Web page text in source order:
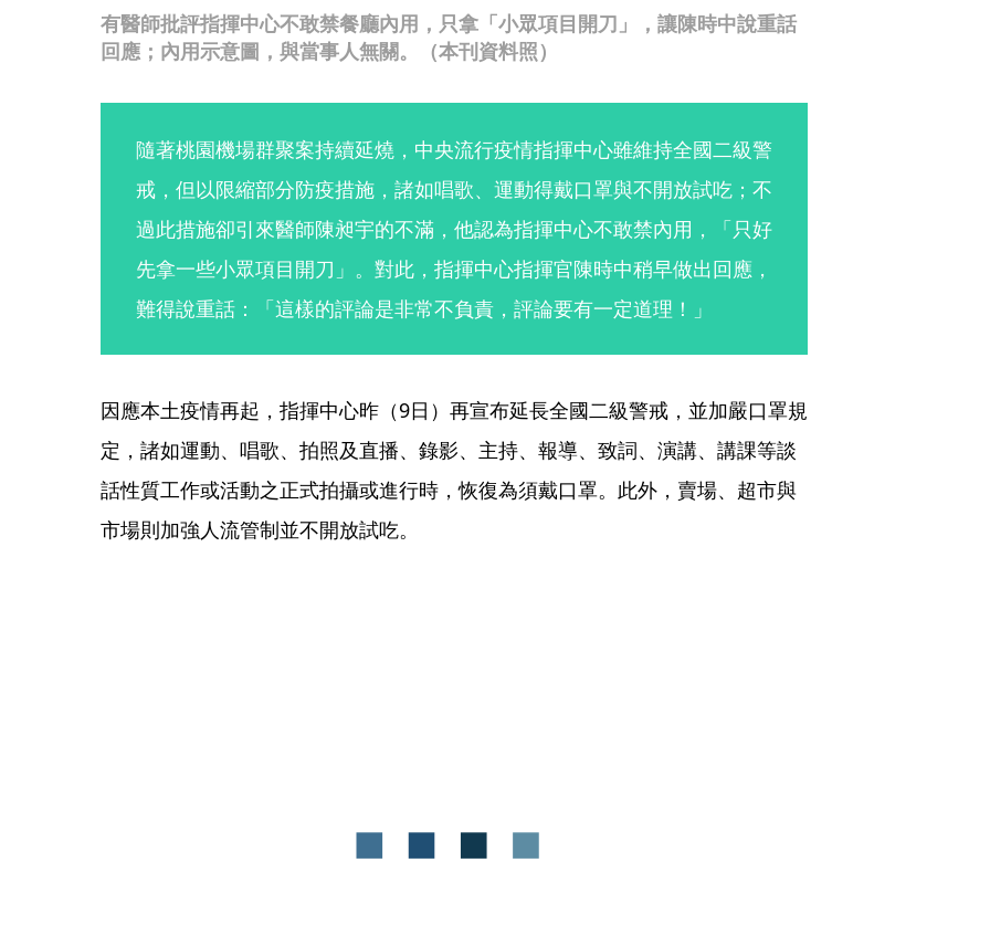
有醫師批評指揮中心不敢禁餐廳內用，只拿「小眾項目開刀」，讓陳時中說重話
回應；內用示意圖，與當事人無關。（本刊資料照）
隨著桃園機場群聚案持續延燒，中央流行疫情指揮中心雖維持全國二級警
戒，但以限縮部分防疫措施，諸如唱歌、運動得戴口罩與不開放試吃；不
過此措施卻引來醫師陳昶宇的不滿，他認為指揮中心不敢禁內用，「只好
先拿一些小眾項目開刀」。對此，指揮中心指揮官陳時中稍早做出回應，
難得說重話：「這樣的評論是非常不負責，評論要有一定道理！」
因應本土疫情再起，指揮中心昨（9日）再宣布延長全國二級警戒，並加嚴口罩規
定，諸如運動、唱歌、拍照及直播、錄影、主持、報導、致詞、演講、講課等談
話性質工作或活動之正式拍攝或進行時，恢復為須戴口罩。此外，賣場、超市與
市場則加強人流管制並不開放試吃。